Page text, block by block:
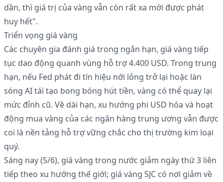
dần, thì giá trị của vàng vẫn còn rất xa mới được phát
huy hết".
Triển vọng giá vàng
Các chuyên gia đánh giá trong ngắn hạn, giá vàng tiếp
tục dao động quanh vùng hỗ trợ 4.400 USD. Trong trung
hạn, nếu Fed phát đi tín hiệu nới lỏng trở lại hoặc làn
sóng AI tái tạo bong bóng hút tiền, vàng có thể quay lại
mức đỉnh cũ. Về dài hạn, xu hướng phi USD hóa và hoạt
động mua vàng của các ngân hàng trung ương vẫn được
coi là nền tảng hỗ trợ vững chắc cho thị trường kim loại
quý.
Sáng nay (5/6), giá vàng trong nước giảm ngày thứ 3 liên
tiếp theo xu hướng thế giới; giá vàng SJC có nơi giảm về